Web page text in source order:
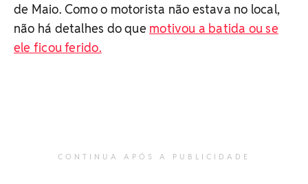
de Maio. Como o motorista não estava no local,
não há detalhes do que motivou a batida ou se
ele ficou ferido.
CONTINUA APÓS A PUBLICIDADE